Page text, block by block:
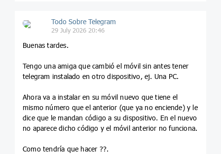
Todo Sobre Telegram
29 July 2026 20:46
Buenas tardes.
Tengo una amiga que cambió el móvil sin antes tener
telegram instalado en otro dispositivo, ej. Una PC.
Ahora va a instalar en su móvil nuevo que tiene el
mismo número que el anterior (que ya no enciende) y le
dice que le mandan código a su dispositivo. En el nuevo
no aparece dicho código y el móvil anterior no funciona.
Como tendría que hacer ??.